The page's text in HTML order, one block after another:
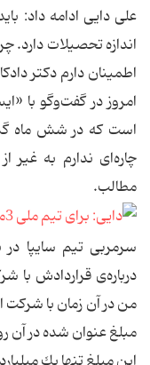
علی دایی ادامه داد:
اندازه تحصیلات دارد.
اطمینان دارم دكتر
امروز در گفت‌وگو با
است كه در شش ماه
چاره‌ای ندارم به غیر
مطالب.
سرمربی تیم سایپا
درباره‌ی قراردادش با
من در آن زمان با شركت
مبلغ عنوان شده در آن